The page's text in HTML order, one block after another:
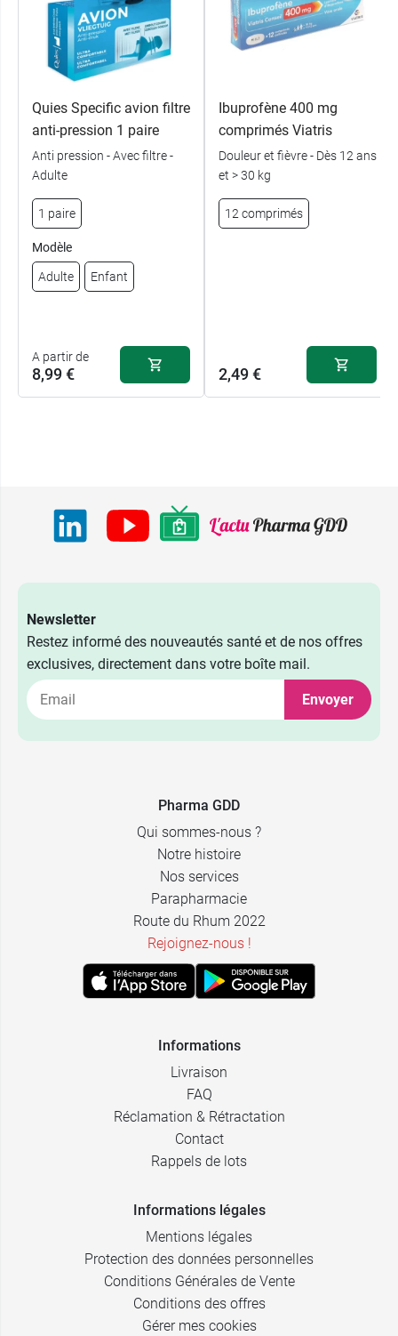
Quies Specific avion filtre
anti-pression 1 paire
Anti pression - Avec filtre -
Adulte
1 paire
Modèle
Adulte Enfant
A partir de
8,99 €
8,99 €
Ibuprofène 400 mg
comprimés Viatris
Douleur et fièvre - Dès 12 ans
et > 30 kg
12 comprimés
2,49 €
Newsletter
Restez informé des nouveautés santé et de nos offres
exclusives, directement dans votre boîte mail.
Envoyer
Pharma GDD
Qui sommes-nous ?
Notre histoire
Nos services
Parapharmacie
Route du Rhum 2022
Rejoignez-nous !
Informations
Livraison
FAQ
Réclamation & Rétractation
Contact
Rappels de lots
Informations légales
Mentions légales
Protection des données personnelles
Conditions Générales de Vente
Conditions des offres
Gérer mes cookies